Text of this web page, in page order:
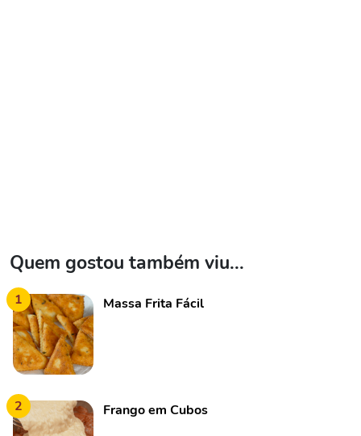
Quem gostou também viu...
1 Massa Frita Fácil
2 Frango em Cubos